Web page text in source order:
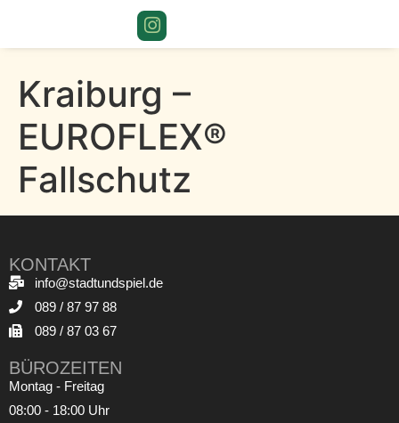
Kraiburg –
EUROFLEX®
Fallschutz
KONTAKT
info@stadtundspiel.de
089 / 87 97 88
089 / 87 03 67
BÜROZEITEN
Montag - Freitag
08:00 - 18:00 Uhr